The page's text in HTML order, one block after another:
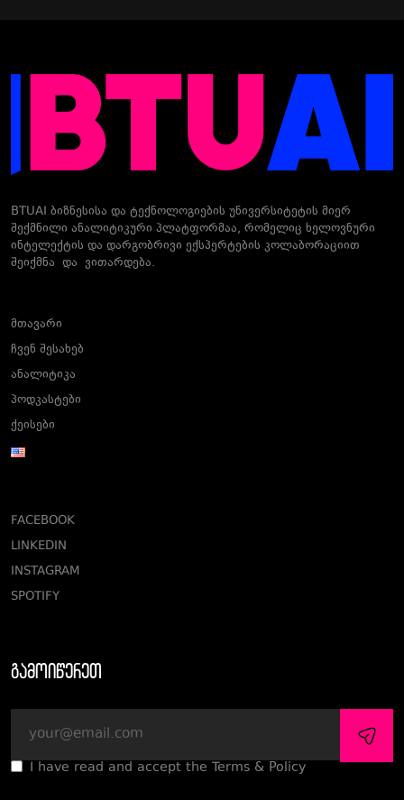
BTUAI ბიზნესისა და ტექნოლოგიების უნივერსიტეტის მიერ
შექმნილი ანალიტიკური პლატფორმაა, რომელიც ხელოვნური
ინტელექტის და დარგობრივი ექსპერტების კოლაბორაციით
შეიქმნა და ვითარდება.
მთავარი
ჩვენ შესახებ
ანალიტიკა
პოდკასტები
ქეისები
FACEBOOK
LINKEDIN
INSTAGRAM
SPOTIFY
გამოიწერეთ
I have read and accept the Terms & Policy